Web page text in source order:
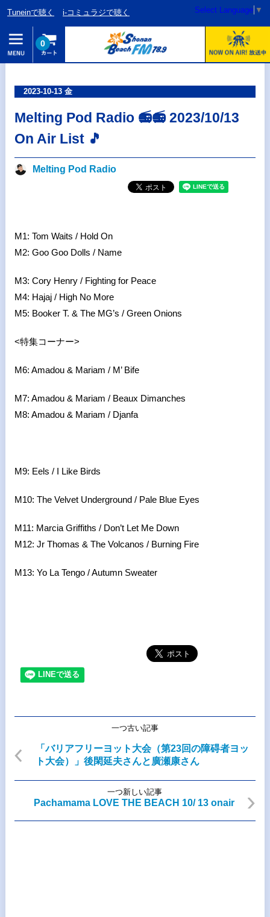
Tuneinで聴く i-コミュラジで聴く Select Language ▼
0
2023-10-13 金
Melting Pod Radio 📻📻 2023/10/13
On Air List 🎵
Melting Pod Radio
M1: Tom Waits / Hold On
M2: Goo Goo Dolls / Name
M3: Cory Henry / Fighting for Peace
M4: Hajaj / High No More
M5: Booker T. & The MG’s / Green Onions
<特集コーナー>
M6: Amadou & Mariam / M’ Bife
M7: Amadou & Mariam / Beaux Dimanches
M8: Amadou & Mariam / Djanfa
M9: Eels / I Like Birds
M10: The Velvet Underground / Pale Blue Eyes
M11: Marcia Griffiths / Don’t Let Me Down
M12: Jr Thomas & The Volcanos / Burning Fire
M13: Yo La Tengo / Autumn Sweater
一つ古い記事
「バリアフリーヨット大会（第23回の障碍者ヨッ
ト大会）」後閑延夫さんと廣瀬康さん
一つ新しい記事
Pachamama LOVE THE BEACH 10/ 13 onair